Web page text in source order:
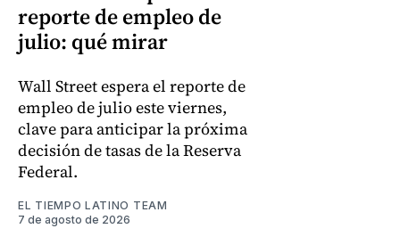
reporte de empleo de
julio: qué mirar
Wall Street espera el reporte de
empleo de julio este viernes,
clave para anticipar la próxima
decisión de tasas de la Reserva
Federal.
EL TIEMPO LATINO TEAM
7 de agosto de 2026